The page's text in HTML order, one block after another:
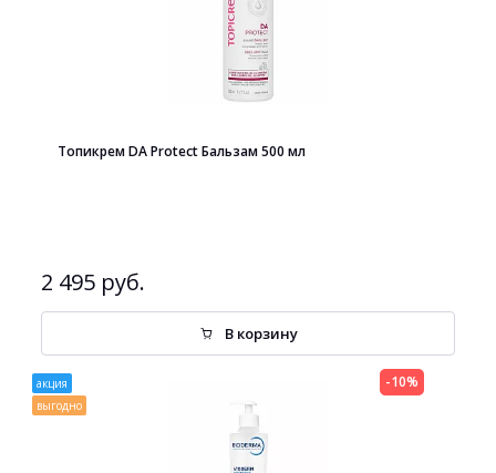
Топикрем DA Protect Бальзам 500 мл
2 495 руб.
В корзину
акция
выгодно
-10%